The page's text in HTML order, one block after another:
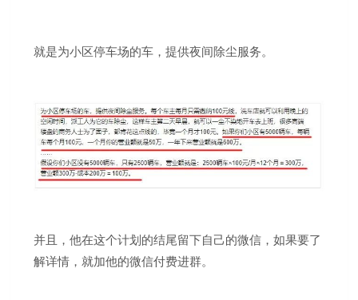
就是为小区停车场的车，提供夜间除尘服务。
并且，他在这个计划的结尾留下自己的微信，如果要了
解详情，就加他的微信付费进群。